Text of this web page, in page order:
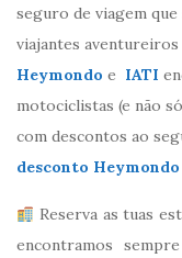
seguro de viagem
viajantes
Heymondo e IATI
motociclistas (e não
com descontos ao
desconto Heymondo
Reserva as tuas
encontramos